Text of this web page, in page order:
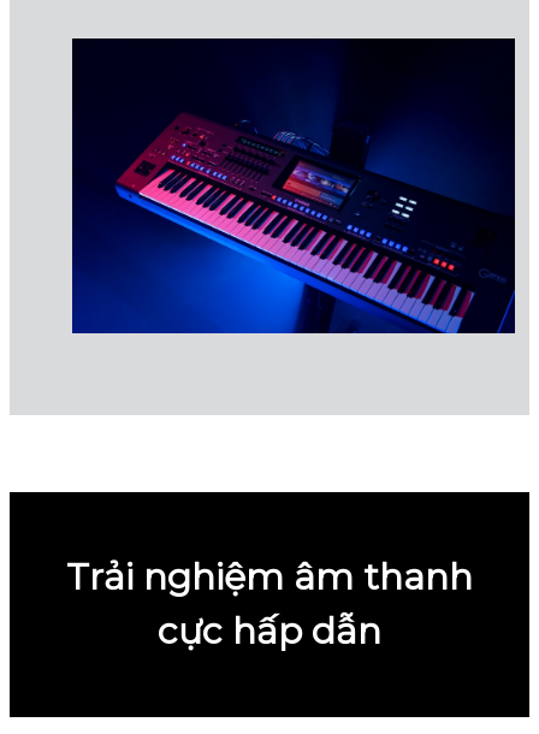
Trải nghiệm âm thanh
cực hấp dẫn